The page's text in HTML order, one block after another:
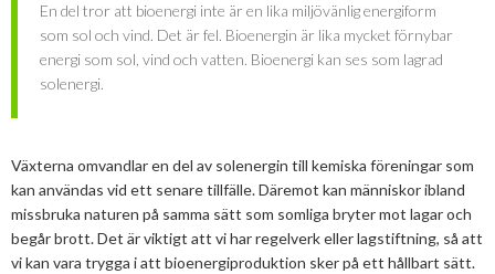
Januari
Februari
Januari
April
Januari
April
Mars
Januari
Januari
Augusti
Juni
Mars
Februari
Januari
September
Augusti
Juni
Maj
Oktober
September
Juli
Maj
Augusti
Juni
April
Mars
Februari
2013
November
September
Augusti
2012
Oktober
September
Augusti
December
November
Oktober
2010
December
November
2009
December
Hur ser Sveriges energianvänding ut?
Sammanfattande statistik om bioenergi
Kolsänkor
Bioenergi – ord och begrepp
Definitioner av bioenergi
En del tror att bioenergi inte är en lika miljövänlig energiform
som sol och vind. Det är fel. Bioenergin är lika mycket förnybar
energi som sol, vind och vatten. Bioenergi kan ses som lagrad
solenergi.
Växterna omvandlar en del av solenergin till kemiska föreningar som
kan användas vid ett senare tillfälle. Däremot kan människor ibland
missbruka naturen på samma sätt som somliga bryter mot lagar och
begår brott. Det är viktigt att vi har regelverk eller lagstiftning, så att
vi kan vara trygga i att bioenergiproduktion sker på ett hållbart sätt.